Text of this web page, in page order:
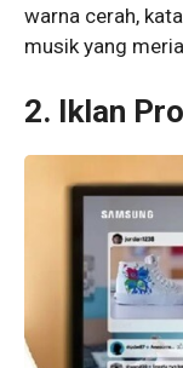
warna cerah,
musik yang
2. Iklan